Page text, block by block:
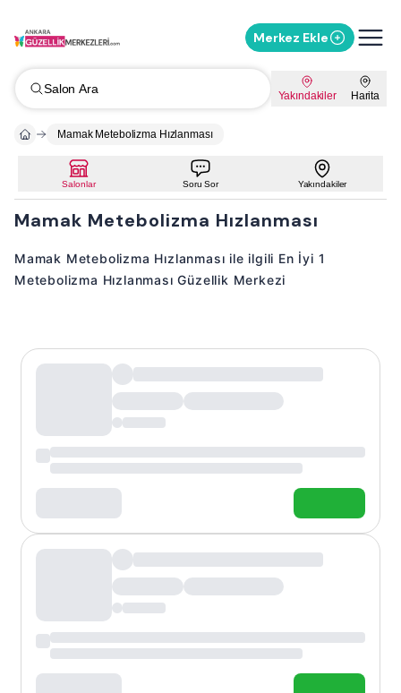
Merkez Ekle
Salon Ara Yakındakiler Harita
Mamak Metebolizma Hızlanması
Salonlar Soru Sor Yakındakiler
Mamak Metebolizma Hızlanması
Mamak Metebolizma Hızlanması ile ilgili En İyi 1
Metebolizma Hızlanması Güzellik Merkezi